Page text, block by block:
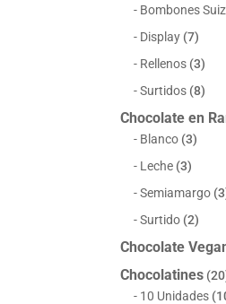
Bombones
Display (7)
Rellenos (3)
Surtidos (8)
Chocolate en
Blanco (3)
Leche (3)
Semiamargo
Surtido (2)
Chocolate
Chocolatines
10 Unidades